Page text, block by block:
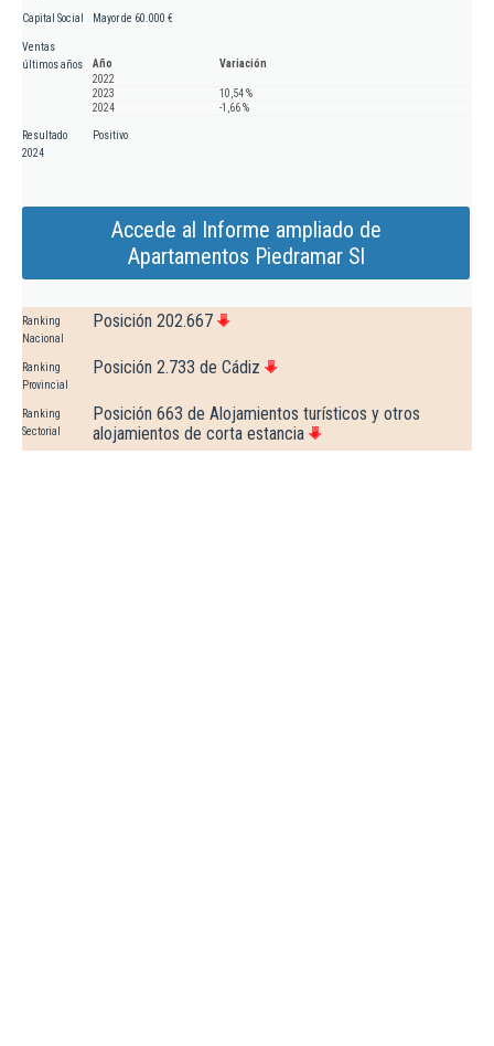
Capital Social Mayor de 60.000 €
Ventas
últimos años
Año
Variación
2022
2023
10,54 %
2024
-1,66 %
Resultado
2024
Positivo
Accede al Informe ampliado de
Apartamentos Piedramar Sl
Ranking
Nacional
Posición 202.667
Ranking
Provincial
Posición 2.733 de Cádiz
Ranking
Sectorial
Posición 663 de Alojamientos turísticos y otros
alojamientos de corta estancia